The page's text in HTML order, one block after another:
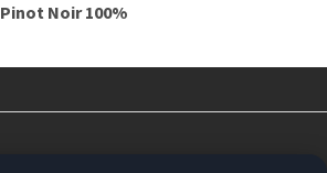
Pinot Noir 100%